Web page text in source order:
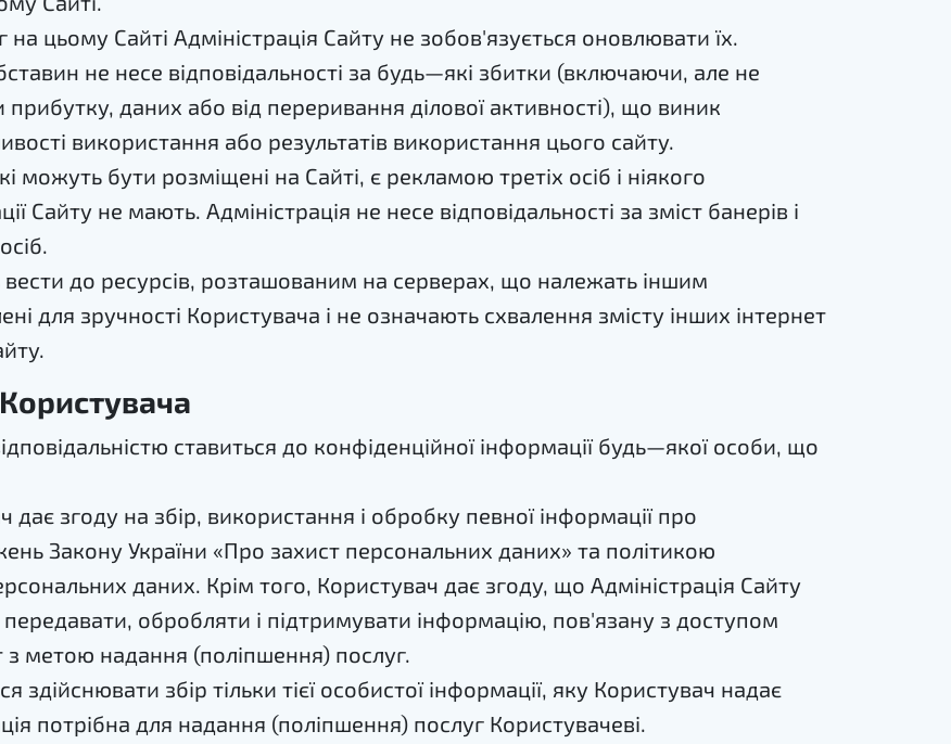
на цьому Сайті Адміністрація Сайту не зобов'язується оновлювати їх.
не несе відповідальності за будь—які збитки (включаючи, але не
даних або від переривання ділової активності), що виник
використання або результатів використання цього сайту.
можуть бути розміщені на Сайті, є рекламою третіх осіб і ніякого
Сайту не мають. Адміністрація не несе відповідальності за зміст банерів і
до ресурсів, розташованим на серверах, що належать іншим
для зручності Користувача і не означають схвалення змісту інших інтернет
ставиться до конфіденційної інформації будь—якої особи, що
згоду на збір, використання і обробку певної інформації про
Закону України «Про захист персональних даних» та політикою
даних. Крім того, Користувач дає згоду, що Адміністрація Сайту
обробляти і підтримувати інформацію, пов'язану з доступом
з метою надання (поліпшення) послуг.
здійснювати збір тільки тієї особистої інформації, яку Користувач надає
потрібна для надання (поліпшення) послуг Користувачеві.